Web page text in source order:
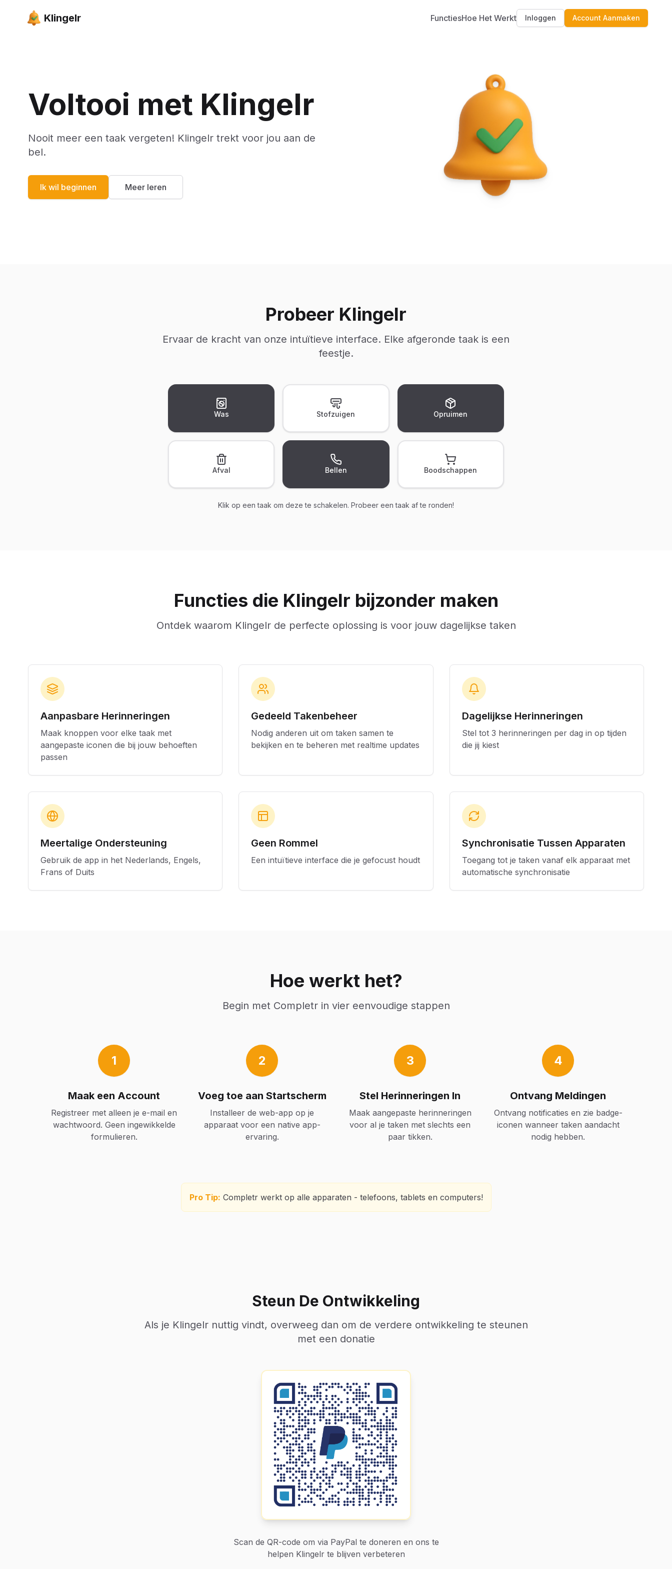
Klingelr FunctiesHoe Het Werkt Inloggen Account Aanmaken
Voltooi met Klingelr
Nooit meer een taak vergeten! Klingelr trekt voor jou aan de
bel.
Ik wil beginnen Meer leren
Probeer Klingelr
Ervaar de kracht van onze intuïtieve interface. Elke afgeronde taak is een
feestje.
Was Stofzuigen Opruimen
Afval Bellen Boodschappen
Klik op een taak om deze te schakelen. Probeer een taak af te ronden!
Functies die Klingelr bijzonder maken
Ontdek waarom Klingelr de perfecte oplossing is voor jouw dagelijkse taken
Aanpasbare Herinneringen
Maak knoppen voor elke taak met
aangepaste iconen die bij jouw behoeften
passen
Gedeeld Takenbeheer
Nodig anderen uit om taken samen te
bekijken en te beheren met realtime updates
Dagelijkse Herinneringen
Stel tot 3 herinneringen per dag in op tijden
die jij kiest
Meertalige Ondersteuning
Gebruik de app in het Nederlands, Engels,
Frans of Duits
Geen Rommel
Een intuïtieve interface die je gefocust houdt
Synchronisatie Tussen Apparaten
Toegang tot je taken vanaf elk apparaat met
automatische synchronisatie
Hoe werkt het?
Begin met Completr in vier eenvoudige stappen
1
Maak een Account
Registreer met alleen je e-mail en
wachtwoord. Geen ingewikkelde
formulieren.
2
Voeg toe aan Startscherm
Installeer de web-app op je
apparaat voor een native app-
ervaring.
3
Stel Herinneringen In
Maak aangepaste herinneringen
voor al je taken met slechts een
paar tikken.
4
Ontvang Meldingen
Ontvang notificaties en zie badge-
iconen wanneer taken aandacht
nodig hebben.
Pro Tip: Completr werkt op alle apparaten - telefoons, tablets en computers!
Steun De Ontwikkeling
Als je Klingelr nuttig vindt, overweeg dan om de verdere ontwikkeling te steunen
met een donatie
Scan de QR-code om via PayPal te doneren en ons te
helpen Klingelr te blijven verbeteren